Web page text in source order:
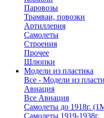
Паровозы
Трамваи, повозки
Артиллерия
Самолеты
Строения
Прочее
Шлюпки
Модели из пластика
Все - Модели из
Авиация
Все Авиация
Самолеты до 1918г.
Самолеты 1919-1938г.